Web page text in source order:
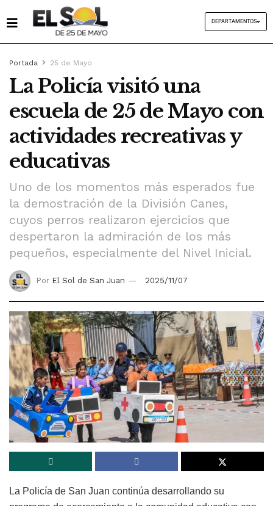
DEPARTAMENTOS
Portada 25 de Mayo
La Policía visitó una
escuela de 25 de Mayo con
actividades recreativas y
educativas
Uno de los momentos más esperados fue
la demostración de la División Canes,
cuyos perros realizaron ejercicios que
despertaron la admiración de los más
pequeños, especialmente del Nivel Inicial.
Por El Sol de San Juan 2025/11/07
La Policía de San Juan continúa desarrollando su